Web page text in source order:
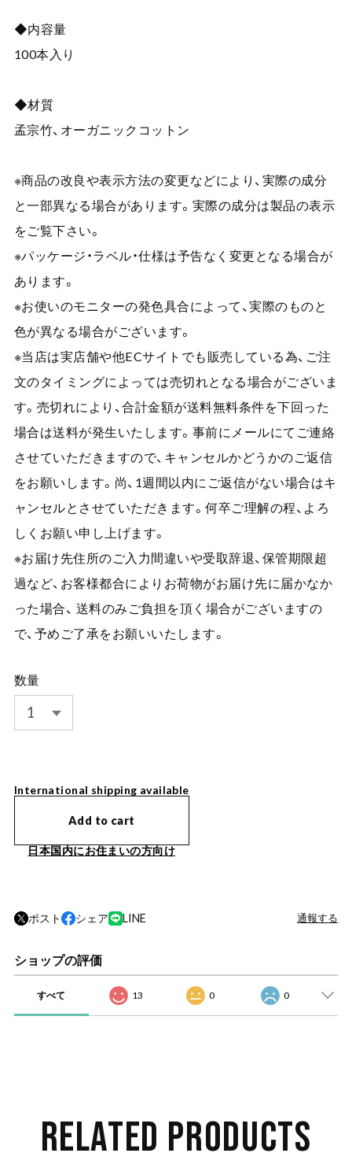
◆内容量
100本入り
◆材質
孟宗竹、オーガニックコットン
※商品の改良や表示方法の変更などにより、実際の成分
と一部異なる場合があります。実際の成分は製品の表示
をご覧下さい。
※パッケージ・ラベル・仕様は予告なく変更となる場合が
あります。
※お使いのモニターの発色具合によって、実際のものと
色が異なる場合がございます。
※当店は実店舗や他ECサイトでも販売している為、ご注
文のタイミングによっては売切れとなる場合がございま
す。売切れにより、合計金額が送料無料条件を下回った
場合は送料が発生いたします。事前にメールにてご連絡
させていただきますので、キャンセルかどうかのご返信
をお願いします。尚、1週間以内にご返信がない場合はキ
ャンセルとさせていただきます。何卒ご理解の程、よろ
しくお願い申し上げます。
※お届け先住所のご入力間違いや受取辞退、保管期限超
過など、お客様都合によりお荷物がお届け先に届かなか
った場合、 送料のみご負担を頂く場合がございますの
で、予めご了承をお願いいたします。
数量
International shipping available
Add to cart
日本国内にお住まいの方向け
ポスト シェア LINE 通報する
ショップの評価
すべて 13 0 0
RELATED PRODUCTS